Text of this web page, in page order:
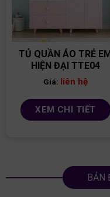
TỦ QUẦN ÁO TRẺ
HIỆN ĐẠI TTE04
Giá: liên hệ
XEM CHI TIẾT
BẢN